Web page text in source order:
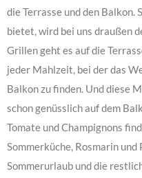
die Terrasse und den Balkon.
bietet, wird bei uns draußen
Grillen geht es auf die
jeder Mahlzeit, bei der das
Balkon zu finden. Und diese
schon genüsslich auf dem
Tomate und Champignons
Sommerküche, Rosmarin
Sommerurlaub und die